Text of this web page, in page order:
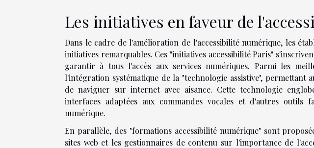
Les initiatives en faveur de
Dans le cadre de l'amélioration de l'accessibilité numérique, les
initiatives remarquables. Ces "initiatives accessibilité Paris"
garantir à tous l'accès aux services numériques. Parmi les
l'intégration systématique de la "technologie assistive", permettant
de naviguer sur internet avec aisance. Cette technologie
interfaces adaptées aux commandes vocales et d'autres outils
numérique.
En parallèle, des "formations accessibilité numérique" sont
sites web et les gestionnaires de contenu sur l'importance de